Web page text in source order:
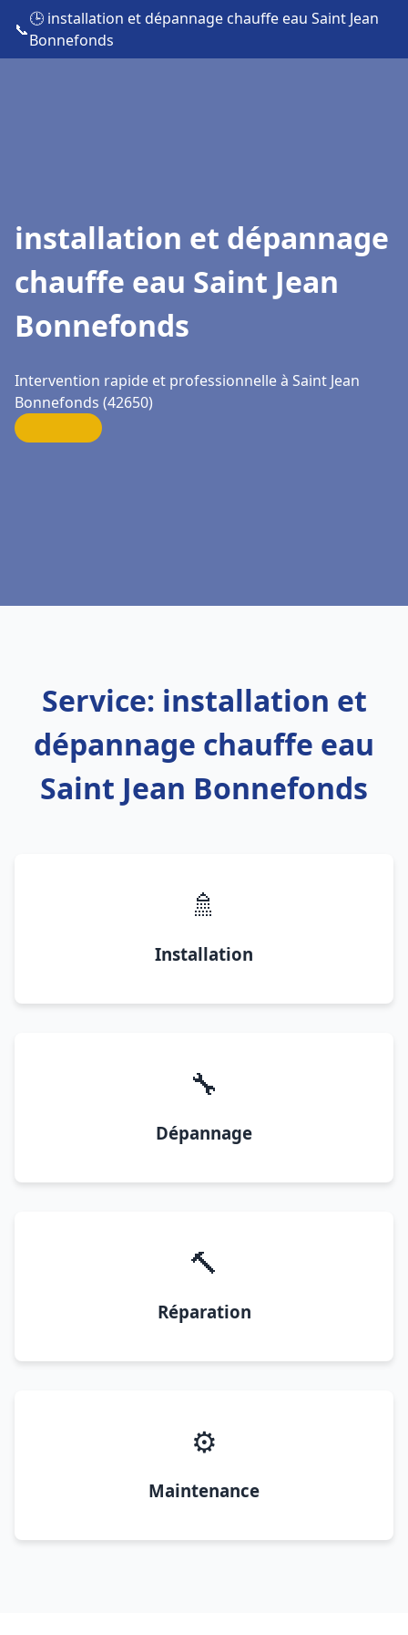
📞
🕒 installation et dépannage chauffe eau Saint Jean
Bonnefonds
installation et dépannage
chauffe eau Saint Jean
Bonnefonds
Intervention rapide et professionnelle à Saint Jean
Bonnefonds (42650)
Service: installation et
dépannage chauffe eau
Saint Jean Bonnefonds
🚿
Installation
🔧
Dépannage
🔨
Réparation
⚙️
Maintenance